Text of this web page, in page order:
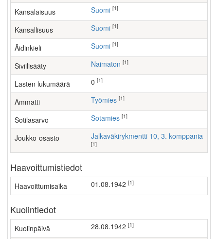
Kansalaisuus Suomi [1]
Kansallisuus Suomi [1]
Äidinkieli Suomi [1]
Siviilisääty Naimaton [1]
Lasten lukumäärä [1]
Ammatti työmies [1]
Sotilasarvo Sotamies [1]
Joukko-osasto Jalkaväkirykmentti 10, 3. komppania
[1]
Haavoittumistiedot
Haavoittumisaika 01.08.1942 [1]
Kuolintiedot
Kuolinpäivä 28.08.1942 [1]